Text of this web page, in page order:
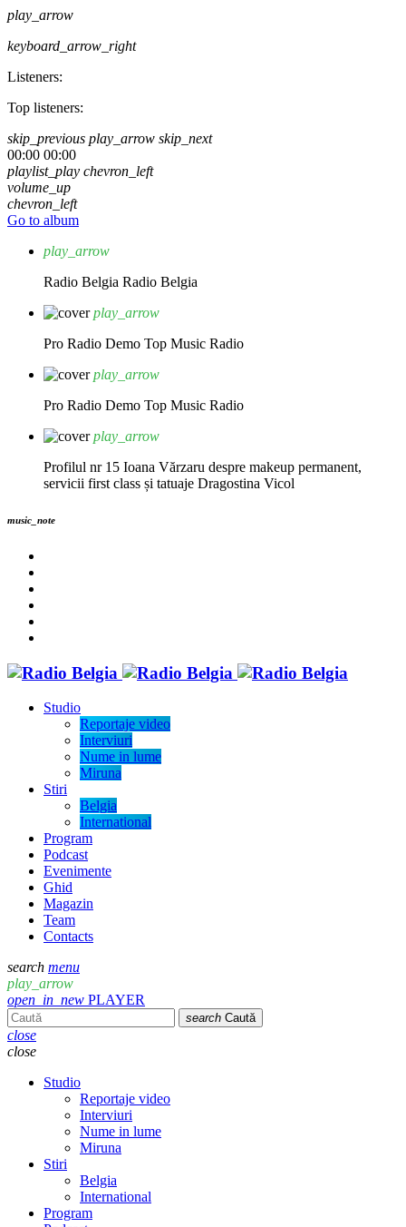
play_arrow
keyboard_arrow_right
Listeners:
Top listeners:
skip_previous play_arrow skip_next
00:00 00:00
playlist_play chevron_left
volume_up
chevron_left
Go to album
play_arrow
Radio Belgia Radio Belgia
play_arrow
Pro Radio Demo Top Music Radio
play_arrow
Pro Radio Demo Top Music Radio
play_arrow
Profilul nr 15 Ioana Vărzaru despre makeup permanent,
servicii first class și tatuaje Dragostina Vicol
music_note
Studio
Reportaje video
Interviuri
Nume in lume
Miruna
Stiri
Belgia
International
Program
Podcast
Evenimente
Ghid
Magazin
Team
Contacts
search menu
play_arrow
open_in_new PLAYER
search Caută
close
close
Studio
Reportaje video
Interviuri
Nume in lume
Miruna
Stiri
Belgia
International
Program